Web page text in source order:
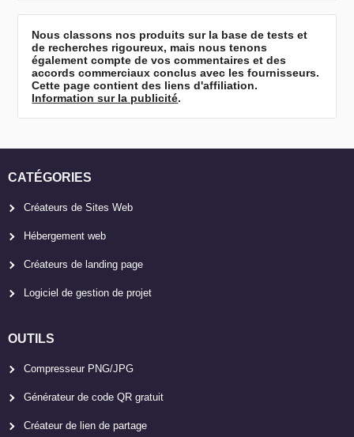
Nous classons nos produits sur la base de tests et
de recherches rigoureux, mais nous tenons
également compte de vos commentaires et des
accords commerciaux conclus avec les fournisseurs.
Cette page contient des liens d'affiliation.
Information sur la publicité.
CATÉGORIES
Créateurs de Sites Web
Hébergement web
Créateurs de landing page
Logiciel de gestion de projet
OUTILS
Compresseur PNG/JPG
Générateur de code QR gratuit
Créateur de lien de partage